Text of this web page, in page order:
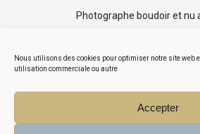
Nous utilisons des cookies pour optimiser notre site web
utilisation commerciale ou autre
Accepter
Photographe boudoir et nu
Mini séance photo